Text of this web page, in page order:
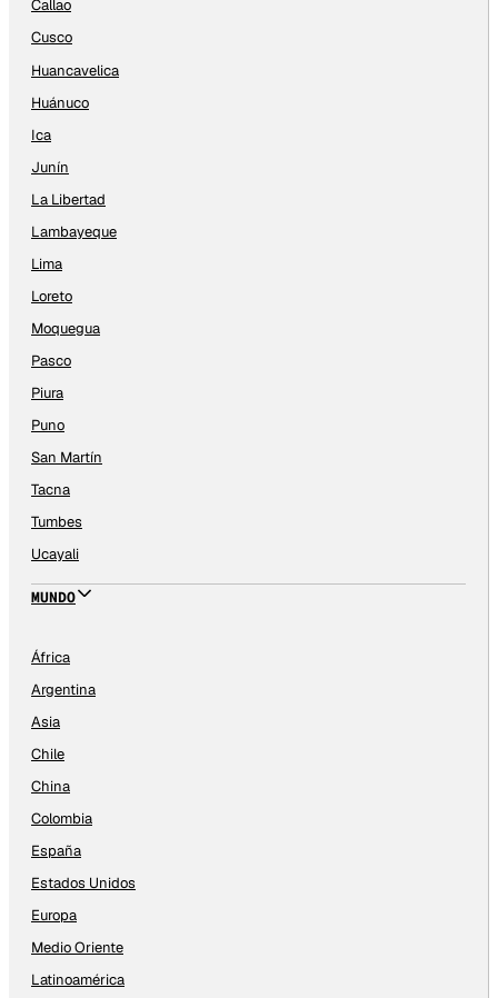
Callao
Cusco
Huancavelica
Huánuco
Ica
Junín
La Libertad
Lambayeque
Lima
Loreto
Moquegua
Pasco
Piura
Puno
San Martín
Tacna
Tumbes
Ucayali
MUNDO
África
Argentina
Asia
Chile
China
Colombia
España
Estados Unidos
Europa
Medio Oriente
Latinoamérica